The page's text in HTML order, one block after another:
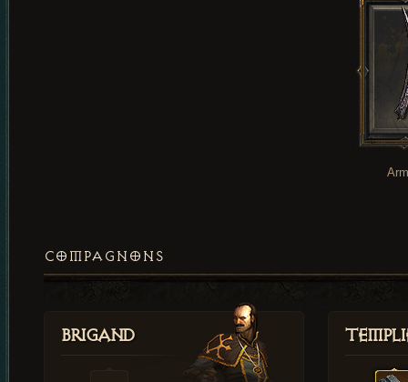
COMPAGNONS
Brigand